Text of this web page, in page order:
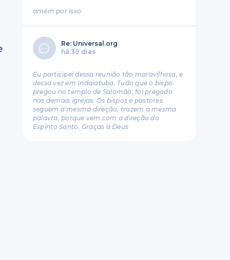
amém por isso
Re: Universal.org
há 30 dias
Eu participei dessa reunião tão maravilhosa, e
dessa vez em Indaiatuba. Tudo que o bispo
pregou no templo de Salomão, foi pregado
nas demais igrejas. Os bispos e pastores
seguem a mesma direção, trazem a mesma
palavra, porque vem com a direção do
Espírito Santo. Graças a Deus